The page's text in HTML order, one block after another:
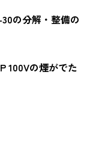
の分解・整備の
100Vの煙がでた